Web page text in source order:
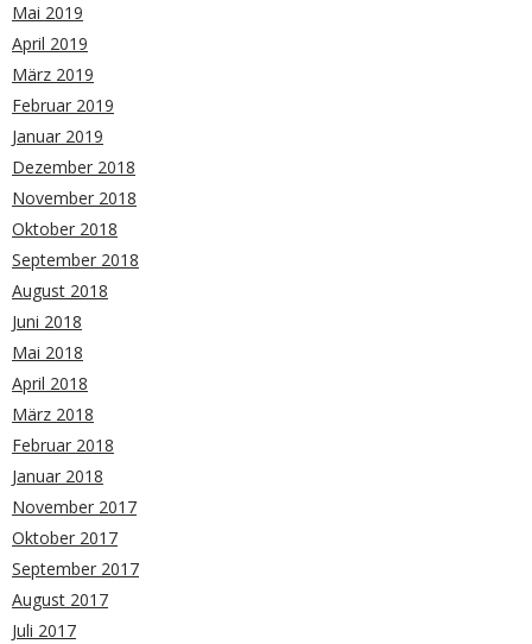
Mai 2019
April 2019
März 2019
Februar 2019
Januar 2019
Dezember 2018
November 2018
Oktober 2018
September 2018
August 2018
Juni 2018
Mai 2018
April 2018
März 2018
Februar 2018
Januar 2018
November 2017
Oktober 2017
September 2017
August 2017
Juli 2017